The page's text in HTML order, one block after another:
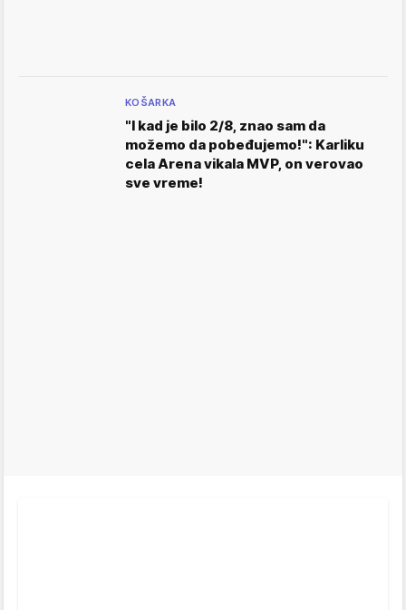
KOŠARKA
"I kad je bilo 2/8, znao sam da
možemo da pobeđujemo!": Karliku
cela Arena vikala MVP, on verovao
sve vreme!